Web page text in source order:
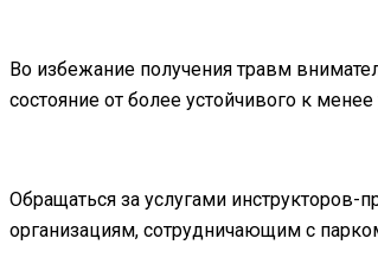
Во избежание получения травм
состояние от более устойчивого к
Обращаться за услугами
организациям, сотрудничающим с